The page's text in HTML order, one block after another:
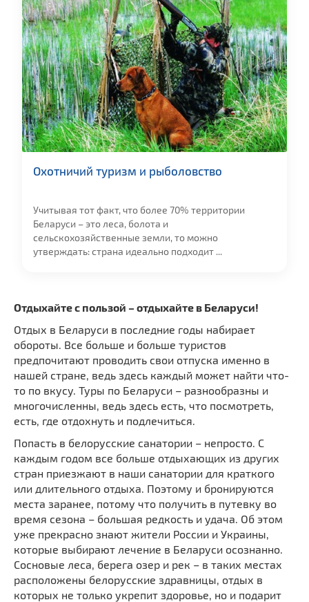
Охотничий туризм и рыболовство
Учитывая тот факт, что более 70% территории
Беларуси – это леса, болота и
сельскохозяйственные земли, то можно
утверждать: страна идеально подходит ...
Отдыхайте с пользой – отдыхайте в Беларуси!
Отдых в Беларуси в последние годы набирает
обороты. Все больше и больше туристов
предпочитают проводить свои отпуска именно в
нашей стране, ведь здесь каждый может найти что-
то по вкусу. Туры по Беларуси – разнообразны и
многочисленны, ведь здесь есть, что посмотреть,
есть, где отдохнуть и подлечиться.
Попасть в белорусские санатории – непросто. С
каждым годом все больше отдыхающих из других
стран приезжают в наши санатории для краткого
или длительного отдыха. Поэтому и бронируются
места заранее, потому что получить в путевку во
время сезона – большая редкость и удача. Об этом
уже прекрасно знают жители России и Украины,
которые выбирают лечение в Беларуси осознанно.
Сосновые леса, берега озер и рек – в таких местах
расположены белорусские здравницы, отдых в
которых не только укрепит здоровье, но и подарит